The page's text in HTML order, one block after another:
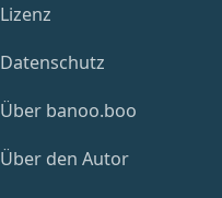
Lizenz
Datenschutz
Über banoo.boo
Über den Autor